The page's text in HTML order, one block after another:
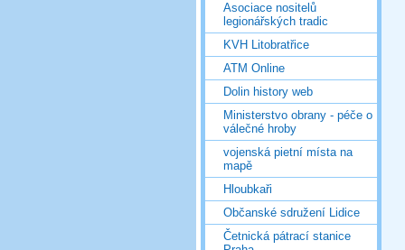
Asociace nositelů
legionářských tradic
KVH Litobratřice
ATM Online
Dolin history web
Ministerstvo obrany - péče o
válečné hroby
vojenská pietní místa na
mapě
Hloubkaři
Občanské sdružení Lidice
Četnická pátrací stanice